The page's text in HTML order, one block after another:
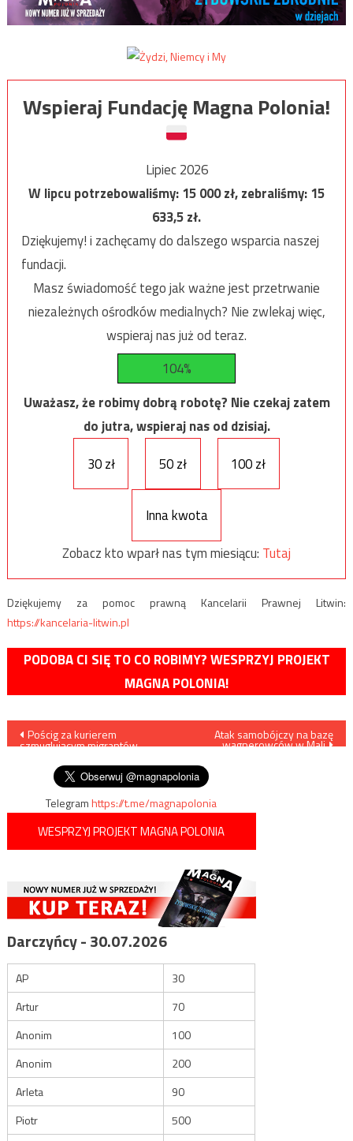
Wspieraj Fundację Magna Polonia!
Lipiec 2026
W lipcu potrzebowaliśmy:15 000zł, zebraliśmy:15
633,5zł.
Dziękujemy! i zachęcamy do dalszego wsparcia naszej
fundacji.
Masz świadomość tego jak ważne jest przetrwanie
niezależnych ośrodków medialnych? Nie zwlekaj więc,
wspieraj nas już od teraz.
104%
Uważasz, że robimy dobrą robotę? Nie czekaj zatem
do jutra, wspieraj nas od dzisiaj.
30 zł
50 zł 100 zł
Inna kwota
Zobacz kto wparł nas tym miesiącu: Tutaj
Dziękujemy za pomoc prawną Kancelarii Prawnej Litwin:
https://kancelaria-litwin.pl
PODOBA CI SIĘ TO CO ROBIMY? WESPRZYJ PROJEKT
MAGNA POLONIA!
Nawigacja
wpisu
Pościg za kurierem
szmuglującym migrantów
Atak samobójczy na bazę
wagnerowców w Mali
Telegramhttps://t.me/magnapolonia
WESPRZYJ PROJEKT MAGNA POLONIA
Darczyńcy - 30.07.2026
AP
30
Artur
70
Anonim
100
Anonim
200
Arleta
90
Piotr
500